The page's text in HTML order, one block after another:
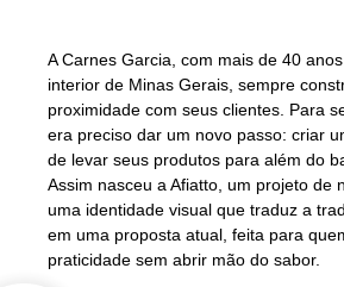
A Carnes Garcia, com mais de 40
interior de Minas Gerais, sempre
proximidade com seus clientes. Para
era preciso dar um novo passo: criar
de levar seus produtos para além do
Assim nasceu a Afiatto, um projeto de
uma identidade visual que traduz a
em uma proposta atual, feita para
praticidade sem abrir mão do sabor.